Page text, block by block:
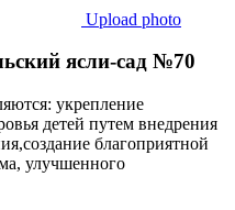
Upload photo
ясли-сад №70
укрепление
детей путем внедрения
благоприятной
улучшенного